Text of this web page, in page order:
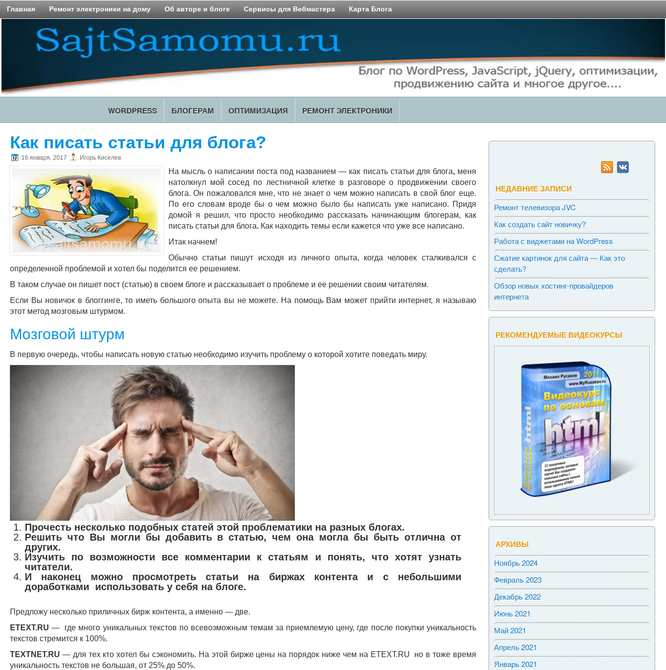
Главная Ремонт электроники на дому Об авторе и блоге Сервисы для Вебмастера Карта Блога
WORDPRESS БЛОГЕРАМ ОПТИМИЗАЦИЯ РЕМОНТ ЭЛЕКТРОНИКИ
Как писать статьи для блога?
16 января, 2017 Игорь Киселев
На мысль о написании поста под названием — как писать статьи для блога, меня
натолкнул мой сосед по лестничной клетке в разговоре о продвижении своего
блога. Он пожаловался мне, что не знает о чем можно написать в свой блог еще.
По его словам вроде бы о чем можно было бы написать уже написано. Придя
домой я решил, что просто необходимо рассказать начинающим блогерам, как
писать статьи для блога. Как находить темы если кажется что уже все написано.
Итак начнем!
Обычно статьи пишут исходя из личного опыта, когда человек сталкивался с
определенной проблемой и хотел бы поделится ее решением.
В таком случае он пишет пост (статью) в своем блоге и рассказывает о проблеме и ее решении своим читателям.
Если Вы новичок в блоггинге, то иметь большого опыта вы не можете. На помощь Вам может прийти интернет, я называю
этот метод мозговым штурмом.
Мозговой штурм
В первую очередь, чтобы написать новую статью необходимо изучить проблему о которой хотите поведать миру.
Прочесть несколько подобных статей этой проблематики на разных блогах.
Решить что Вы могли бы добавить в статью, чем она могла бы быть отлична от
других.
Изучить по возможности все комментарии к статьям и понять, что хотят узнать
читатели.
И наконец можно просмотреть статьи на биржах контента и с небольшими
доработками использовать у себя на блоге.
Предложу несколько приличных бирж контента, а именно — две.
ETEXT.RU — где много уникальных текстов по всевозможным темам за приемлемую цену, где после покупки уникальность
текстов стремится к 100%.
TEXTNET.RU — для тех кто хотел бы сэкономить. На этой бирже цены на порядок ниже чем на ETEXT.RU но в тоже время
уникальность текстов не большая, от 25% до 50%.
НЕДАВНИЕ ЗАПИСИ
Ремонт телевизора JVC
Как создать сайт новичку?
Работа с виджетами на WordPress
Сжатие картинок для сайта — Как это
сделать?
Обзор новых хостинг-провайдеров
интернета
РЕКОМЕНДУЕМЫЕ ВИДЕОКУРСЫ
АРХИВЫ
Ноябрь 2024
Февраль 2023
Декабрь 2022
Июнь 2021
Май 2021
Апрель 2021
Январь 2021